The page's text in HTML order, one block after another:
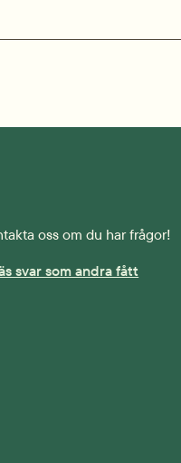
307.8 kB.
oss om du har frågor!
svar som andra fått